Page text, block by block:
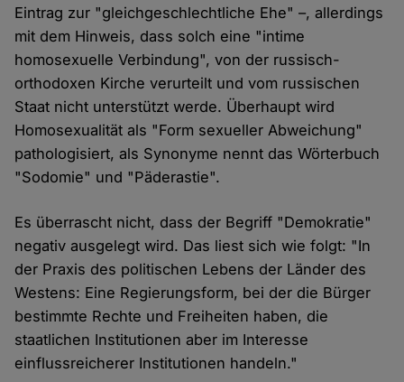
Eintrag zur "gleichgeschlechtliche Ehe" –, allerdings
mit dem Hinweis, dass solch eine "intime
homosexuelle Verbindung", von der russisch-
orthodoxen Kirche verurteilt und vom russischen
Staat nicht unterstützt werde. Überhaupt wird
Homosexualität als "Form sexueller Abweichung"
pathologisiert, als Synonyme nennt das Wörterbuch
"Sodomie" und "Päderastie".
Es überrascht nicht, dass der Begriff "Demokratie"
negativ ausgelegt wird. Das liest sich wie folgt: "In
der Praxis des politischen Lebens der Länder des
Westens: Eine Regierungsform, bei der die Bürger
bestimmte Rechte und Freiheiten haben, die
staatlichen Institutionen aber im Interesse
einflussreicherer Institutionen handeln."